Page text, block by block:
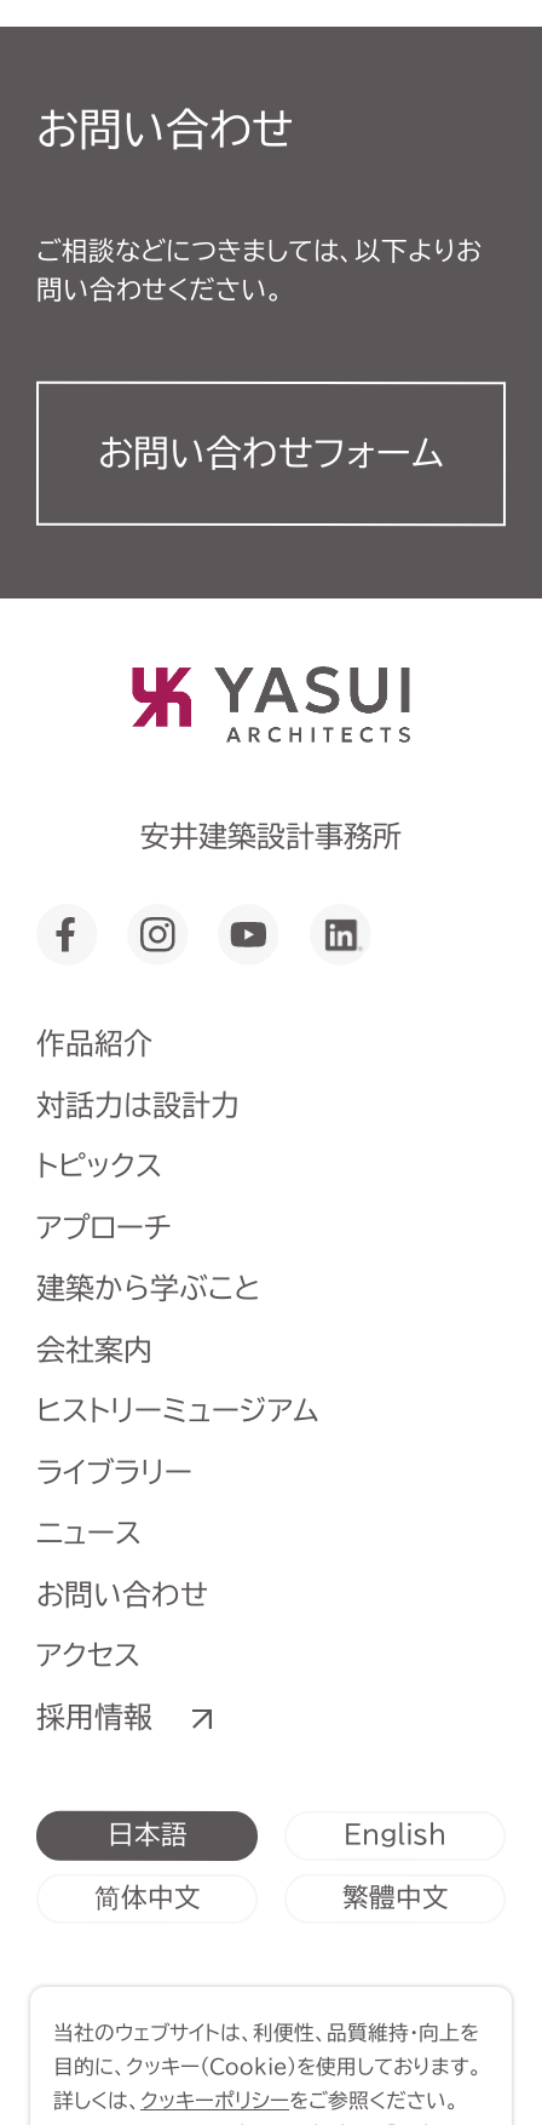
お問い合わせ
ご相談などにつきましては、以下よりお
問い合わせください。
お問い合わせフォーム
安井建築設計事務所
作品紹介
対話力は設計力
トピックス
アプローチ
建築から学ぶこと
会社案内
ヒストリーミュージアム
ライブラリー
ニュース
お問い合わせ
アクセス
採用情報
日本語 English
简体中文 繁體中文
Copyright (C) 1998-2026 Yasui
Architects & Engineers, Inc.
当社のウェブサイトは、利便性、品質維持・向上を
目的に、クッキー（Cookie）を使用しております。
詳しくは、 クッキーポリシーをご参照ください。